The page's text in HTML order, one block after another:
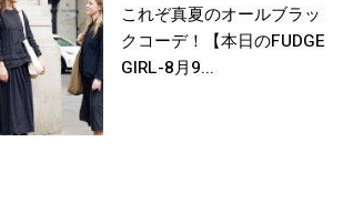
これぞ真夏のオールブラッ
クコーデ！【本日のFUDGE
GIRL-8月9...